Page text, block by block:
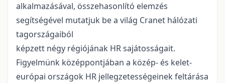
alkalmazásával, összehasonlító elemzés
segítségével mutatjuk be a világ Cranet hálózati
tagországaiból
képzett négy régiójának HR sajátosságait.
Figyelmünk középpontjában a közép- és kelet-
európai országok HR jellegzetességeinek feltárása